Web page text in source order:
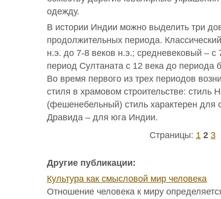
одежду.
В истории Индии можно выделить три
продолжительных периода.
н.э. до 7-8 веков н.э.; средневековый – с
период Султаната с 12 века до периода
Во время первого из трех периодов
стиля в храмовом строительстве: стиль
(фешенебельный) стиль характерен для
Дравида – для юга Индии.
Страницы: 1 2 3
Другие публикации:
Культура как смысловой мир человека
Отношение человека к миру